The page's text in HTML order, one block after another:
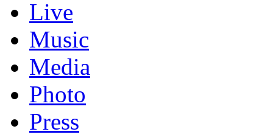
Live
Music
Media
Photo
Press